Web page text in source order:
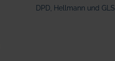
DPD, Hellmann und GLS